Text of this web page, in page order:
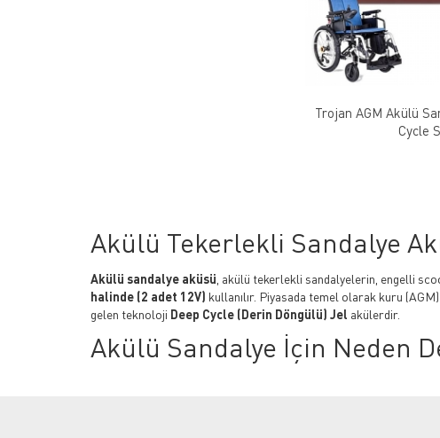
Trojan AGM Akülü
Cycle
Akülü Tekerlekli Sandalye
Akülü sandalye aküsü , akülü tekerlekli sandalyelerin, engelli
halinde (2 adet 12V) kullanılır. Piyasada temel olarak kuru
gelen teknoloji Deep Cycle (Derin Döngülü) Jel akülerdir.
Akülü Sandalye İçin Neden